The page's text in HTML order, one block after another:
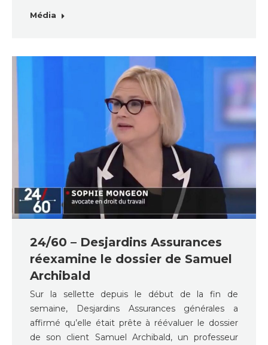
Média
24/60 – Desjardins Assurances
réexamine le dossier de Samuel
Archibald
Sur la sellette depuis le début de la fin de
semaine, Desjardins Assurances générales a
affirmé qu’elle était prête à réévaluer le dossier
de son client Samuel Archibald, un professeur